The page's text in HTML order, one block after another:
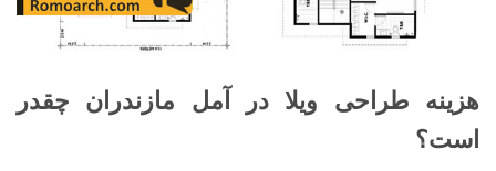
هزینه طراحی ویلا در آمل مازندران چقدر
است؟